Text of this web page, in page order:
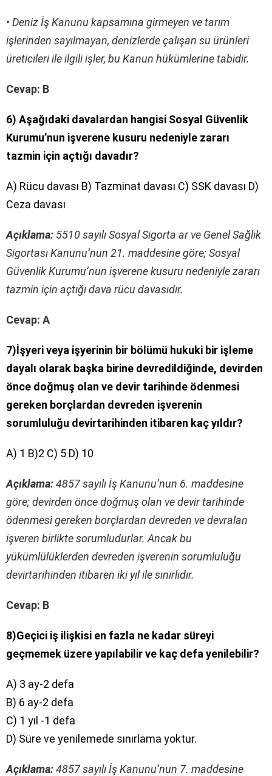
• Deniz İş Kanunu kapsamına girmeyen ve tarım
işlerinden sayılmayan, denizlerde çalışan su ürünleri
üreticileri ile ilgili işler, bu Kanun hükümlerine tabidir.
Cevap: B
6) Aşağıdaki davalardan hangisi Sosyal Güvenlik
Kurumu’nun işverene kusuru nedeniyle zararı
tazmin için açtığı davadır?
A) Rücu davası B) Tazminat davası C) SSK davası D)
Ceza davası
Açıklama: 5510 sayılı Sosyal Sigorta ar ve Genel Sağlık
Sigortası Kanunu’nun 21. maddesine göre; Sosyal
Güvenlik Kurumu’nun işverene kusuru nedeniyle zararı
tazmin için açtığı dava rücu davasıdır.
Cevap: A
7)İşyeri veya işyerinin bir bölümü hukuki bir işleme
dayalı olarak başka birine devredildiğinde, devirden
önce doğmuş olan ve devir tarihinde ödenmesi
gereken borçlardan devreden işverenin
sorumluluğu devirtarihinden itibaren kaç yıldır?
A) 1 B)2 C) 5 D) 10
Açıklama:4857 sayılı İş Kanunu’nun 6. maddesine
göre; devirden önce doğmuş olan ve devir tarihinde
ödenmesi gereken borçlardan devreden ve devralan
işveren birlikte sorumludurlar. Ancak bu
yükümlülüklerden devreden işverenin sorumluluğu
devirtarihinden itibaren iki yıl ile sınırlıdır.
Cevap: B
8)Geçici iş ilişkisi en fazla ne kadar süreyi
geçmemek üzere yapılabilir ve kaç defa yenilebilir?
A) 3 ay-2 defa
B) 6 ay-2 defa
C) 1 yıl -1 defa
D) Süre ve yenilemede sınırlama yoktur.
Açıklama:4857 sayılı İş Kanunu’nun 7. maddesine